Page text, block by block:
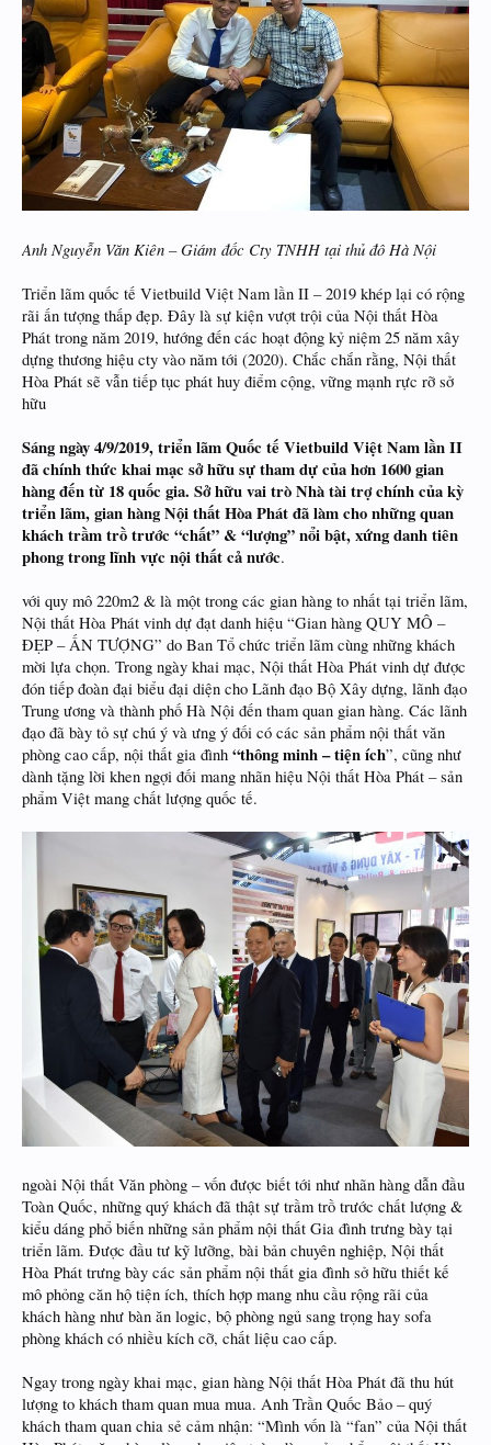
Anh Nguyễn Văn Kiên – Giám đốc Cty TNHH tại thủ đô Hà Nội
Triển lãm quốc tế Vietbuild Việt Nam lần II – 2019 khép lại có rộng
rãi ấn tượng thấp đẹp. Đây là sự kiện vượt trội của Nội thất Hòa
Phát trong năm 2019, hướng đến các hoạt động kỷ niệm 25 năm xây
dựng thương hiệu cty vào năm tới (2020). Chắc chắn rằng, Nội thất
Hòa Phát sẽ vẫn tiếp tục phát huy điểm cộng, vững mạnh rực rỡ sở
hữu
Sáng ngày 4/9/2019, triển lãm Quốc tế Vietbuild Việt Nam lần II
đã chính thức khai mạc sở hữu sự tham dự của hơn 1600 gian
hàng đến từ 18 quốc gia. Sở hữu vai trò Nhà tài trợ chính của kỳ
triển lãm, gian hàng Nội thất Hòa Phát đã làm cho những quan
khách trầm trồ trước “chất” & “lượng” nổi bật, xứng danh tiên
phong trong lĩnh vực nội thất cả nước.
với quy mô 220m2 & là một trong các gian hàng to nhất tại triển lãm,
Nội thất Hòa Phát vinh dự đạt danh hiệu “Gian hàng QUY MÔ –
ĐẸP – ẤN TƯỢNG” do Ban Tổ chức triển lãm cùng những khách
mời lựa chọn. Trong ngày khai mạc, Nội thất Hòa Phát vinh dự được
đón tiếp đoàn đại biểu đại diện cho Lãnh đạo Bộ Xây dựng, lãnh đạo
Trung ương và thành phố Hà Nội đến tham quan gian hàng. Các lãnh
đạo đã bày tỏ sự chú ý và ưng ý đối có các sản phẩm nội thất văn
phòng cao cấp, nội thất gia đình “thông minh – tiện ích”, cũng như
dành tặng lời khen ngợi đối mang nhãn hiệu Nội thất Hòa Phát – sản
phẩm Việt mang chất lượng quốc tế.
ngoài Nội thất Văn phòng – vốn được biết tới như nhãn hàng dẫn đầu
Toàn Quốc, những quý khách đã thật sự trầm trồ trước chất lượng &
kiểu dáng phổ biến những sản phẩm nội thất Gia đình trưng bày tại
triển lãm. Được đầu tư kỹ lưỡng, bài bản chuyên nghiệp, Nội thất
Hòa Phát trưng bày các sản phẩm nội thất gia đình sở hữu thiết kế
mô phỏng căn hộ tiện ích, thích hợp mang nhu cầu rộng rãi của
khách hàng như bàn ăn logic, bộ phòng ngủ sang trọng hay sofa
phòng khách có nhiều kích cỡ, chất liệu cao cấp.
Ngay trong ngày khai mạc, gian hàng Nội thất Hòa Phát đã thu hút
lượng to khách tham quan mua mua. Anh Trần Quốc Bảo – quý
khách tham quan chia sẻ cảm nhận: “Mình vốn là “fan” của Nội thất